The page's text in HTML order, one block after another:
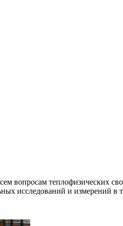
вопросам теплофизических
исследований и измерений